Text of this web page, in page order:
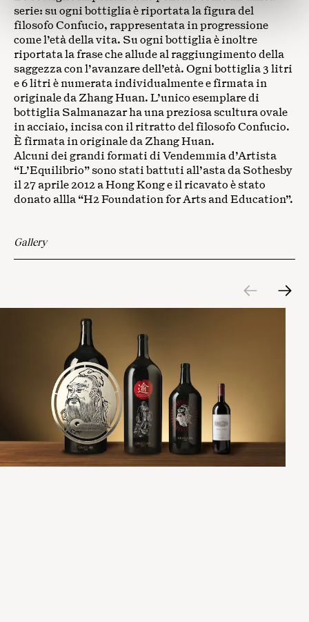
pubblicità e social media, i quali potrebbero combinarle
con altre informazioni che ha fornito loro o che hanno
raccolto dal suo utilizzo dei loro servizi.
serie: su ogni bottiglia è riportata la figura del
filosofo Confucio, rappresentata in progressione
come l’età della vita. Su ogni bottiglia è inoltre
riportata la frase che allude al raggiungimento della
saggezza con l’avanzare dell’età. Ogni bottiglia 3 litri
e 6 litri è numerata individualmente e firmata in
originale da Zhang Huan. L’unico esemplare di
bottiglia Salmanazar ha una preziosa scultura ovale
in acciaio, incisa con il ritratto del filosofo Confucio.
È firmata in originale da Zhang Huan.
Alcuni dei grandi formati di Vendemmia d’Artista
“L’Equilibrio” sono stati battuti all’asta da Sothesby
il 27 aprile 2012 a Hong Kong e il ricavato è stato
donato allla “H2 Foundation for Arts and Education”.
Gallery